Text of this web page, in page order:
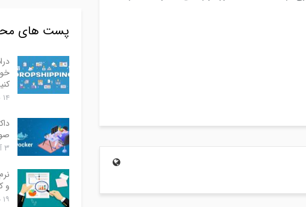
پست های
۱۴ مهر ۱۴۰۰
۳ آذر ۱۳۹۹
و
۱۹ خرداد ۱۴۰۰